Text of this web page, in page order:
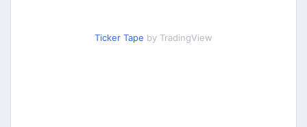
Ticker Tape by TradingView